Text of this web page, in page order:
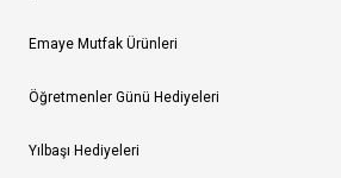
Emaye Mutfak Ürünleri
Öğretmenler Günü Hediyeleri
Yılbaşı Hediyeleri